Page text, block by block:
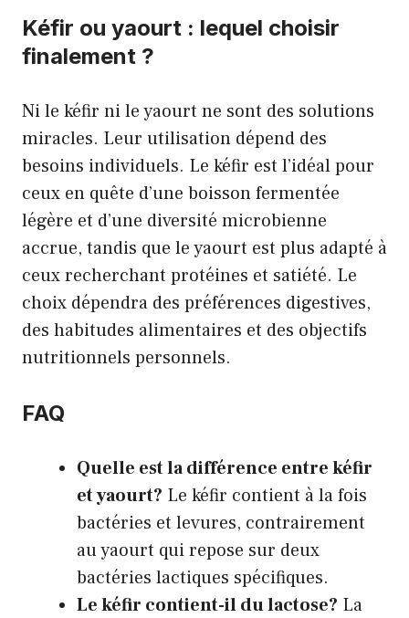
Kéfir ou yaourt : lequel choisir
finalement ?
Ni le kéfir ni le yaourt ne sont des solutions
miracles. Leur utilisation dépend des
besoins individuels. Le kéfir est l’idéal pour
ceux en quête d’une boisson fermentée
légère et d’une diversité microbienne
accrue, tandis que le yaourt est plus adapté à
ceux recherchant protéines et satiété. Le
choix dépendra des préférences digestives,
des habitudes alimentaires et des objectifs
nutritionnels personnels.
FAQ
Quelle est la différence entre kéfir
et yaourt? Le kéfir contient à la fois
bactéries et levures, contrairement
au yaourt qui repose sur deux
bactéries lactiques spécifiques.
Le kéfir contient-il du lactose? La